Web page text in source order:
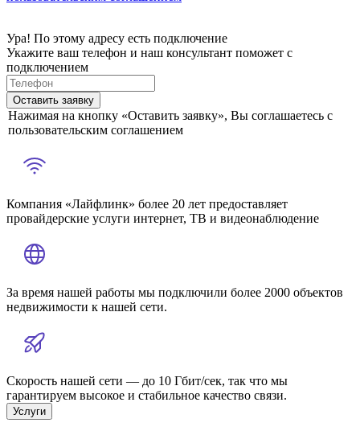
Ура! По этому адресу есть подключение
Укажите ваш телефон и наш консультант поможет с
подключением
Оставить заявку
Нажимая на кнопку «Оставить заявку», Вы соглашаетесь с
пользовательским соглашением
Компания «Лайфлинк» более 20 лет предоставляет
провайдерские услуги интернет, ТВ и видеонаблюдение
За время нашей работы мы подключили более 2000 объектов
недвижимости к нашей сети.
Скорость нашей сети — до 10 Гбит/сек, так что мы
гарантируем высокое и стабильное качество связи.
Услуги